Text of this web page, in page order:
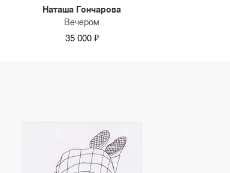
Наташа Гончарова
Вечером
35 000 ₽